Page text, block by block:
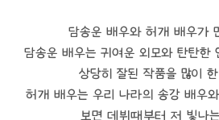
담송운 배우와 허개 배우가
담송운 배우는 귀여운 외모와 탄탄한
상당히 잘된 작품을 많이
허개 배우는 우리 나라의 송강 배우
보면 데뷔때부터 저 빛나